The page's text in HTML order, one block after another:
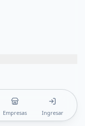
Empresas Ingresar